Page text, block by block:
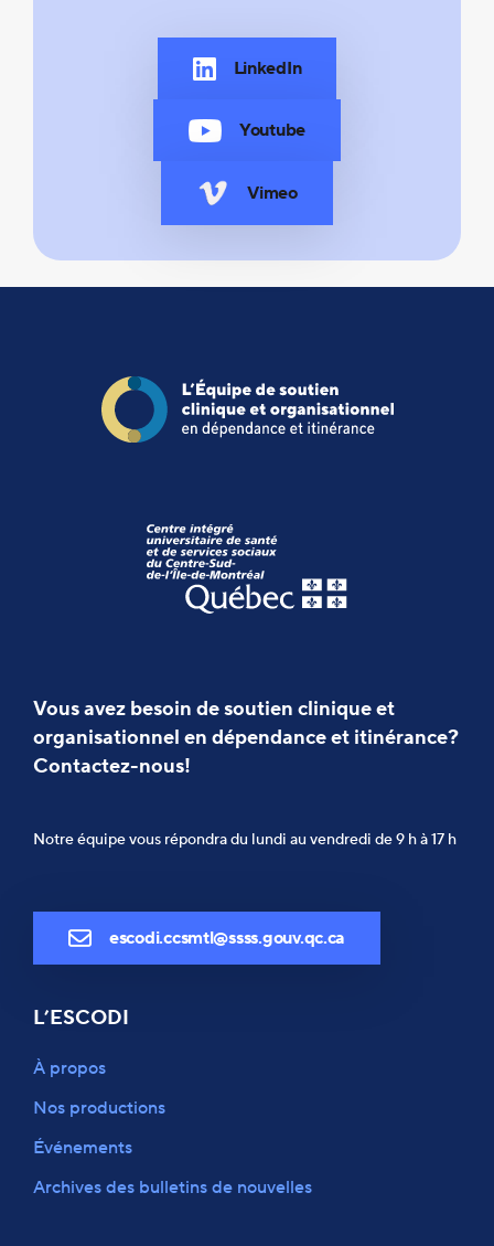
LinkedIn
Youtube
Vimeo
Vous avez besoin de soutien clinique et
organisationnel en dépendance et itinérance?
Contactez-nous!
Notre équipe vous répondra du lundi au vendredi de 9 h à 17 h
escodi.ccsmtl@ssss.gouv.qc.ca
L’ESCODI
À propos
Nos productions
Événements
Archives des bulletins de nouvelles